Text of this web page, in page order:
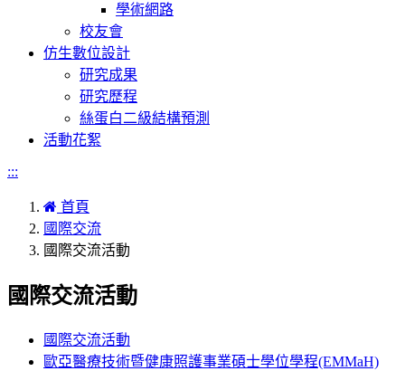
學術網路
校友會
仿生數位設計
研究成果
研究歷程
絲蛋白二級結構預測
活動花絮
:::
首頁
國際交流
國際交流活動
國際交流活動
國際交流活動
歐亞醫療技術暨健康照護事業碩士學位學程(EMMaH)